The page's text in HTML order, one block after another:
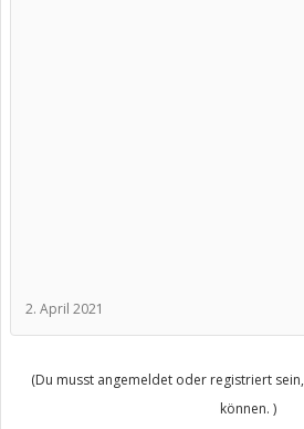
2. April 2021
(Du musst angemeldet oder registriert
können. )